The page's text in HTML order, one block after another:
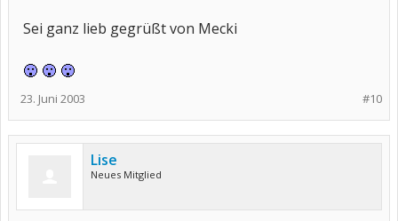
Sei ganz lieb gegrüßt von Mecki
#10
23. Juni 2003
Lise
Neues Mitglied